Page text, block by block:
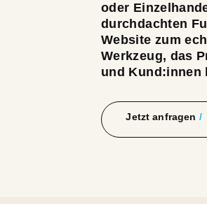
oder
durchdachten
Website zum
Werkzeug, das
und Kund:innen
Jetzt anfragen